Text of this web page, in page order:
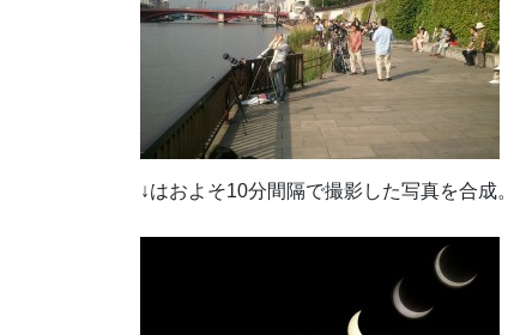
↓はおよそ10分間隔で撮影した写真を合成。